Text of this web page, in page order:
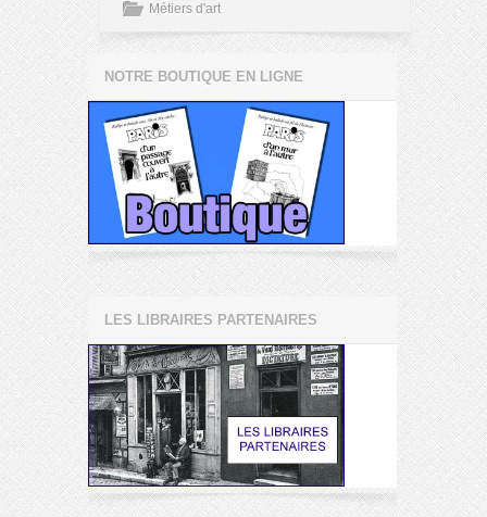
Métiers d'art
NOTRE BOUTIQUE EN LIGNE
LES LIBRAIRES PARTENAIRES